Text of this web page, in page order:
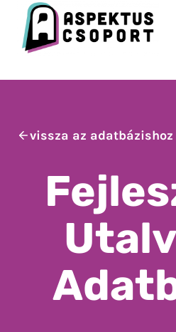
content
vissza az adatbázishoz